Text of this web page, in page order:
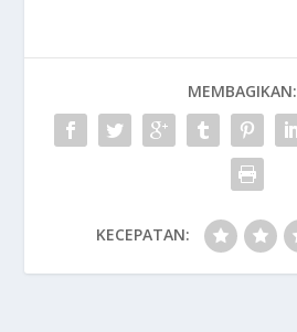
MEMBAGIKAN:
KECEPATAN: